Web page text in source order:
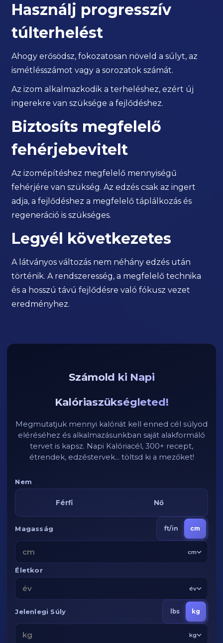
Használj progresszív
túlterhelést
Ahogy erősödsz, fokozatosan növeld a súlyt, az
ismétlésszámot vagy a sorozatok számát.
Az izom alkalmazkodik a terheléshez, ezért új
ingerekre van szüksége a fejlődéshez.
Biztosíts megfelelő
fehérjebevitelt
Az izomépítéshez megfelelő mennyiségű
fehérjére van szükség. Az edzés csak az ingert
adja, a fejlődéshez a megfelelő táplálkozás és
regeneráció is szükséges.
Legyél következetes
A látványos változás nem néhány edzés után
történik. A rendszeresség, a megfelelő technika
és a hosszú távú fejlődésre való fókusz vezet
eredményhez.
Számold ki Napi
Kalóriaszükségleted!
Megmutatjuk mennyi kalóriát kell enned cél súlyod
eléréséhez és alkalmazásunkban saját alakformáló
tervet is kapsz. Napi Kalóriacél, 300+ recept,
étrendek, edzéstervek... töltsd ki a mezőket!
Nem
Férfi Nő
Magasság ft/in cm
cm
Életkor
év
Jelenlegi Súly lbs kg
kg